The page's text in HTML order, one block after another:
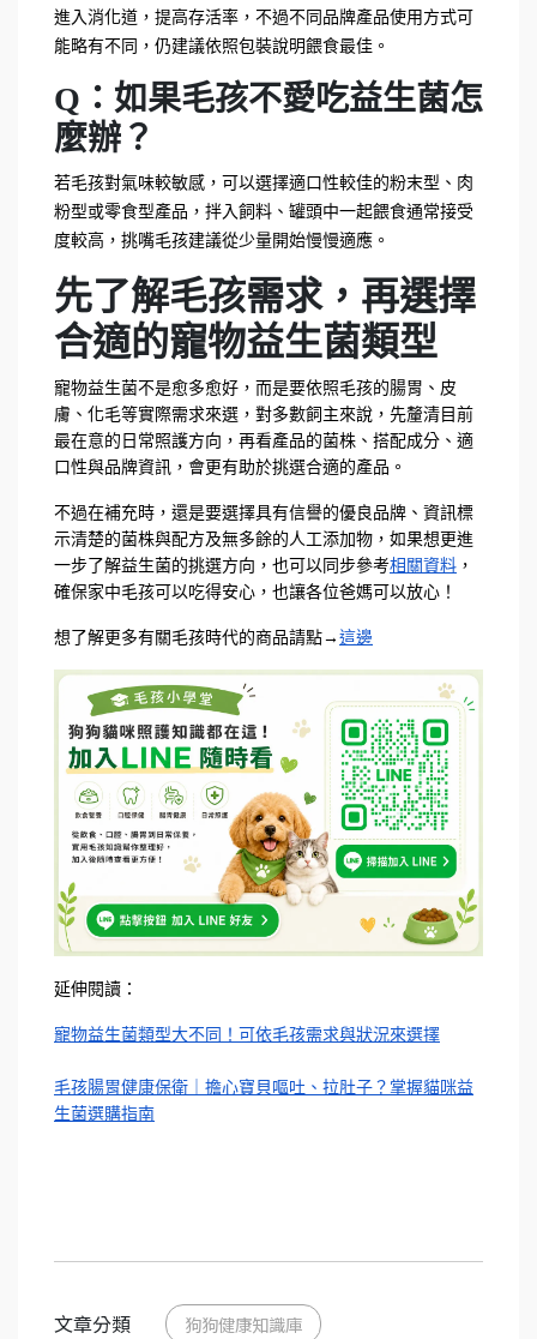
進入消化道，提高存活率，不過不同品牌產品使用方式可
能略有不同，仍建議依照包裝說明餵食最佳。
Q：如果毛孩不愛吃益生菌怎
麼辦？
若毛孩對氣味較敏感，可以選擇適口性較佳的粉末型、肉
粉型或零食型產品，拌入飼料、罐頭中一起餵食通常接受
度較高，挑嘴毛孩建議從少量開始慢慢適應。
先了解毛孩需求，再選擇
合適的寵物益生菌類型
寵物益生菌不是愈多愈好，而是要依照毛孩的腸胃、皮
膚、化毛等實際需求來選，對多數飼主來說，先釐清目前
最在意的日常照護方向，再看產品的菌株、搭配成分、適
口性與品牌資訊，會更有助於挑選合適的產品。
不過在補充時，還是要選擇具有信譽的優良品牌、資訊標
示清楚的菌株與配方及無多餘的人工添加物，如果想更進
一步了解益生菌的挑選方向，也可以同步參考相關資料 ，
確保家中毛孩可以吃得安心，也讓各位爸媽可以放心！
想了解更多有關毛孩時代的商品請點→ 這邊
延伸閱讀：
寵物益生菌類型大不同！可依毛孩需求與狀況來選擇
毛孩腸胃健康保衛｜擔心寶貝嘔吐、拉肚子？掌握貓咪益
生菌選購指南
文章分類 狗狗健康知識庫